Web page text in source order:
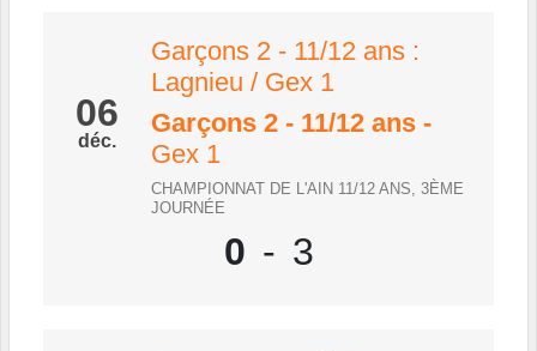
06
déc.
Garçons 2 - 11/12 ans :
Lagnieu / Gex 1
Garçons 2 - 11/12 ans -
Gex 1
CHAMPIONNAT DE L'AIN 11/12 ANS, 3ÈME
JOURNÉE
0 - 3